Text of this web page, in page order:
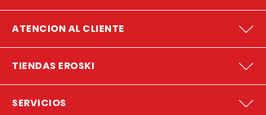
ATENCION AL CLIENTE
TIENDAS EROSKI
SERVICIOS